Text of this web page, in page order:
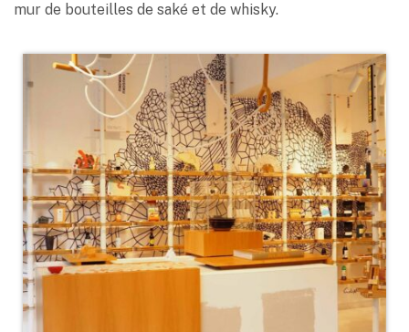
mur de bouteilles de saké et de whisky.